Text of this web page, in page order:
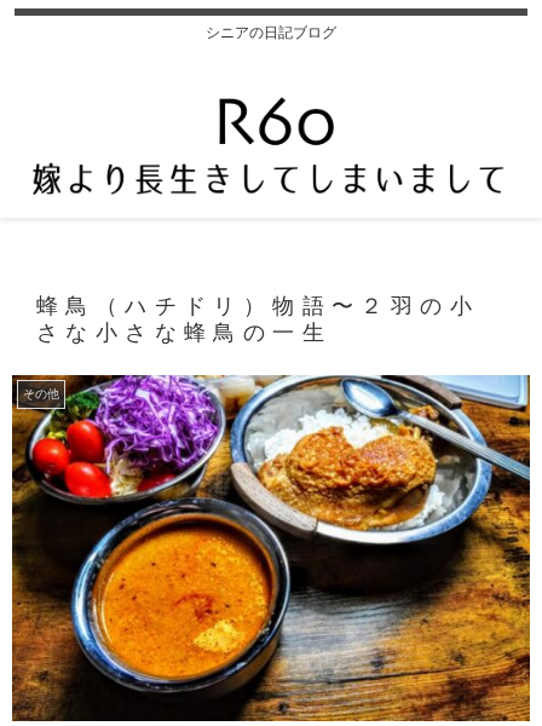
シニアの日記ブログ
蜂鳥（ハチドリ）物語〜２羽の小
さな小さな蜂鳥の一生
その他